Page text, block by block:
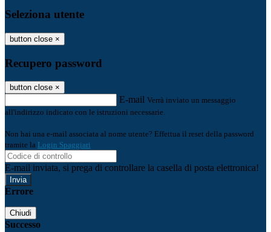
Seleziona utente
button close ×
Recupero password
button close ×
E-mail Verrà inviato un messaggio
all'indirizzo indicato con le istruzioni necessarie.
Non hai una e-mail associata al nome utente? Effettua il reset della password
tramite la Login Spaggiari
E-mail inviata, si prega di controllare la casella di posta elettronica!
Errore
Chiudi
Successo